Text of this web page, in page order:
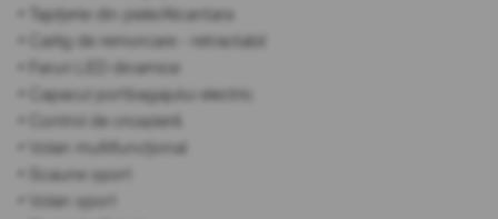
• Tapițerie din piele/Alcantara
• Carlig de remorcare - retractabil
• Faruri LED dinamice
• Capacul portbagajului electric
• Control de croazieră
• Volan multifuncțional
• Scaune sport
• Volan sport